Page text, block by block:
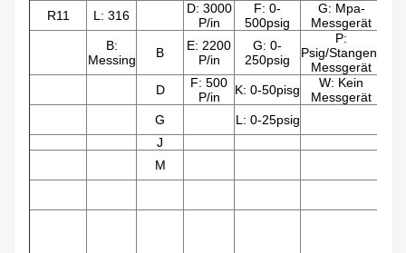
R11
L: 316
D: 3000
P/in
F: 0-
500psig
G: Mpa-
Messgerät
B:
Messing
B
E: 2200
P/in
G: 0-
250psig
P:
Psig/Stangen-
Messgerät
D
F: 500
P/in
K: 0-50pisg
W: Kein
Messgerät
G L: 0-25psig
J
M